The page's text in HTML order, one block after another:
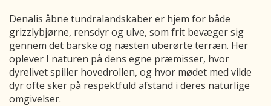
Denalis åbne tundralandskaber er hjem for både
grizzlybjørne, rensdyr og ulve, som frit bevæger sig
gennem det barske og næsten uberørte terræn. Her
oplever I naturen på dens egne præmisser, hvor
dyrelivet spiller hovedrollen, og hvor mødet med vilde
dyr ofte sker på respektfuld afstand i deres naturlige
omgivelser.